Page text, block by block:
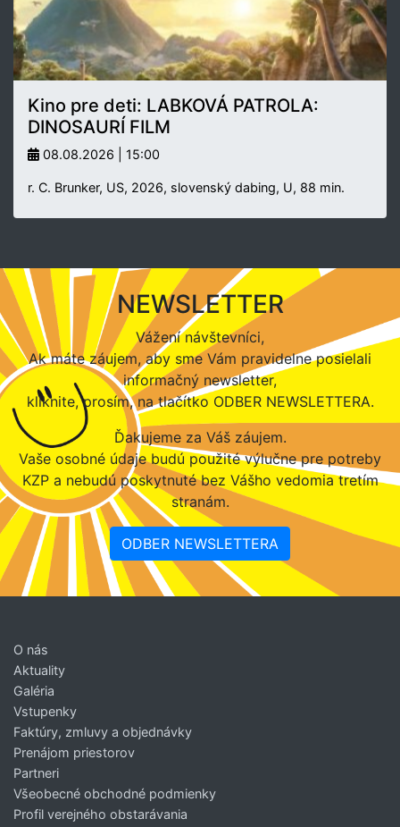
Kino pre deti: LABKOVÁ PATROLA:
DINOSAURÍ FILM
08.08.2026 | 15:00
r. C. Brunker, US, 2026, slovenský dabing, U, 88 min.
NEWSLETTER
Vážení návštevníci,
Ak máte záujem, aby sme Vám pravidelne posielali
informačný newsletter,
kliknite, prosím, na tlačítko ODBER NEWSLETTERA.
Ďakujeme za Váš záujem.
Vaše osobné údaje budú použité výlučne pre potreby
KZP a nebudú poskytnuté bez Vášho vedomia tretím
stranám.
ODBER NEWSLETTERA
O nás
Aktuality
Galéria
Vstupenky
Faktúry, zmluvy a objednávky
Prenájom priestorov
Partneri
Všeobecné obchodné podmienky
Profil verejného obstarávania